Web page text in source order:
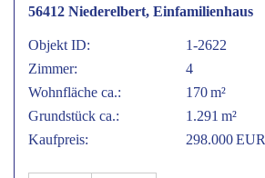
56412 Niederelbert, Einfamilienhaus
Objekt ID:
1-2622
Zimmer:
4
Wohnfläche ca.:
170 m²
Grund­stück ca.:
1.291 m²
Kaufpreis:
298.000 EUR